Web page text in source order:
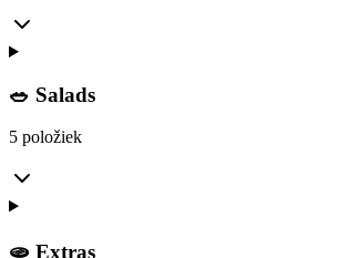
🥗 Salads
5 položiek
🫓 Extras